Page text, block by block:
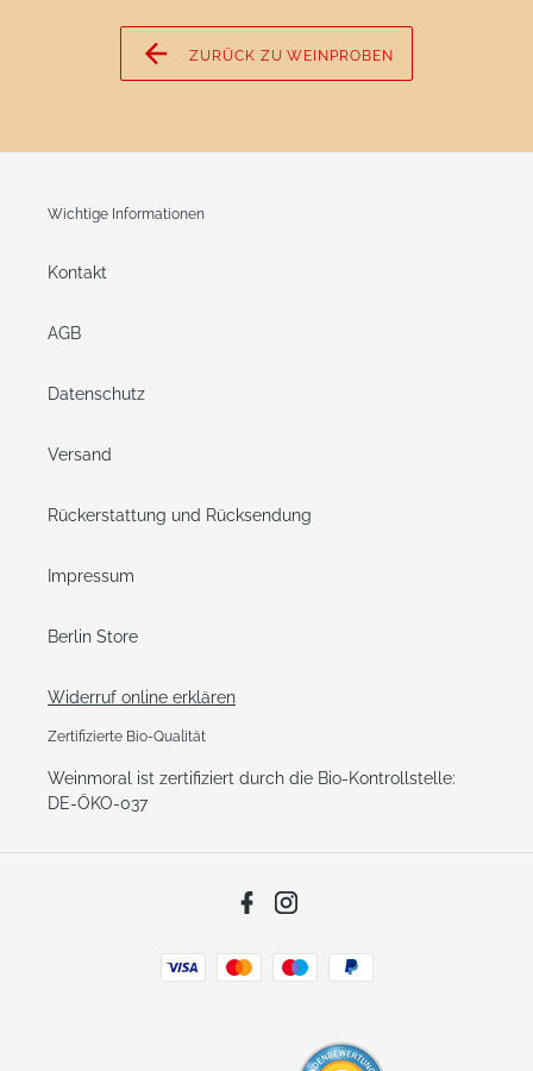
ZURÜCK ZU WEINPROBEN
Wichtige Informationen
Kontakt
AGB
Datenschutz
Versand
Rückerstattung und Rücksendung
Impressum
Berlin Store
Widerruf online erklären
Zertifizierte Bio-Qualität
Weinmoral ist zertifiziert durch die Bio-Kontrollstelle:
DE-ÖKO-037
Facebook
Zahlungsarten